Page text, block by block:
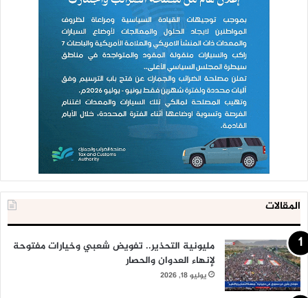
المقالات
مليونية التحذير.. تفويض شعبي وخيارات مفتوحة
لإنهاء العدوان والحصار
يوليو 18, 2026